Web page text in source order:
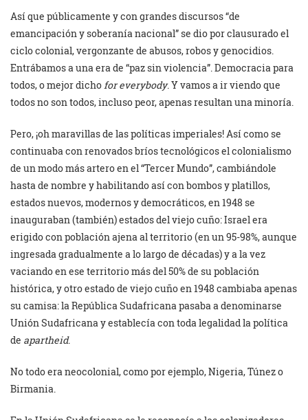
Así que públicamente y con grandes discursos “de
emancipación y soberanía nacional” se dio por clausurado el
ciclo colonial, vergonzante de abusos, robos y genocidios.
Entrábamos a una era de “paz sin violencia”. Democracia para
todos, o mejor dichofor everybody. Y vamos a ir viendo que
todos no son todos, incluso peor, apenas resultan una minoría.
Pero, ¡oh maravillas de las políticas imperiales! Así como se
continuaba con renovados bríos tecnológicos el colonialismo
de un modo más artero en el “Tercer Mundo”, cambiándole
hasta de nombre y habilitando así con bombos y platillos,
estados nuevos, modernos y democráticos, en 1948 se
inauguraban (también) estados del viejo cuño: Israel era
erigido con población ajena al territorio (en un 95-98%, aunque
ingresada gradualmente a lo largo de décadas) y a la vez
vaciando en ese territorio más del 50% de su población
histórica, y otro estado de viejo cuño en 1948 cambiaba apenas
su camisa: la República Sudafricana pasaba a denominarse
Unión Sudafricana y establecía con toda legalidad la política
de apartheid.
No todo era neocolonial, como por ejemplo, Nigeria, Túnez o
Birmania.